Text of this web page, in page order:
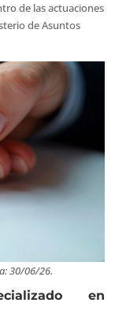
de las actuaciones
de Asuntos
30/06/26.
en